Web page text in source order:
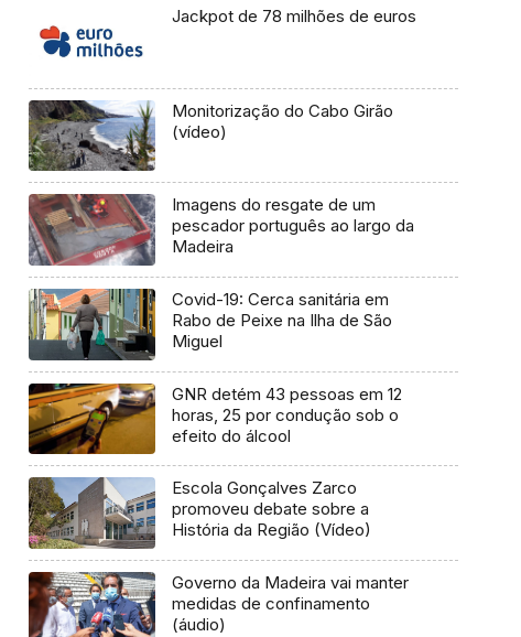
Jackpot de 78 milhões de euros
Monitorização do Cabo Girão
(vídeo)
Imagens do resgate de um
pescador português ao largo da
Madeira
Covid-19: Cerca sanitária em
Rabo de Peixe na Ilha de São
Miguel
GNR detém 43 pessoas em 12
horas, 25 por condução sob o
efeito do álcool
Escola Gonçalves Zarco
promoveu debate sobre a
História da Região (Vídeo)
Governo da Madeira vai manter
medidas de confinamento
(áudio)